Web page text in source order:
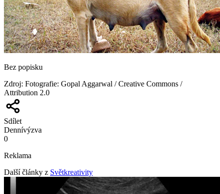
Bez popisku
Zdroj: Fotografie: Gopal Aggarwal / Creative Commons /
Attribution 2.0
Sdílet
Dennívýzva
0
Reklama
Další články z Světkreativity